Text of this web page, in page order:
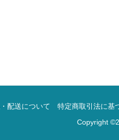
配送について 特定商取引法に基
Copyright